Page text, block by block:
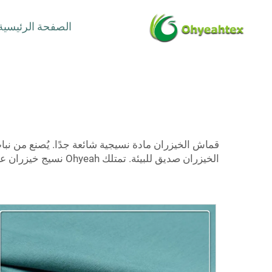
الصفحة
قماش الخيزران مادة نسيجية شائعة جدًا. يُصنع من
الخيزران صديق للبيئة. تمتلك Ohyeah نسيج خيزران عالي الجودة وصديق للبيئة وأكثر من ذلك بكثير.